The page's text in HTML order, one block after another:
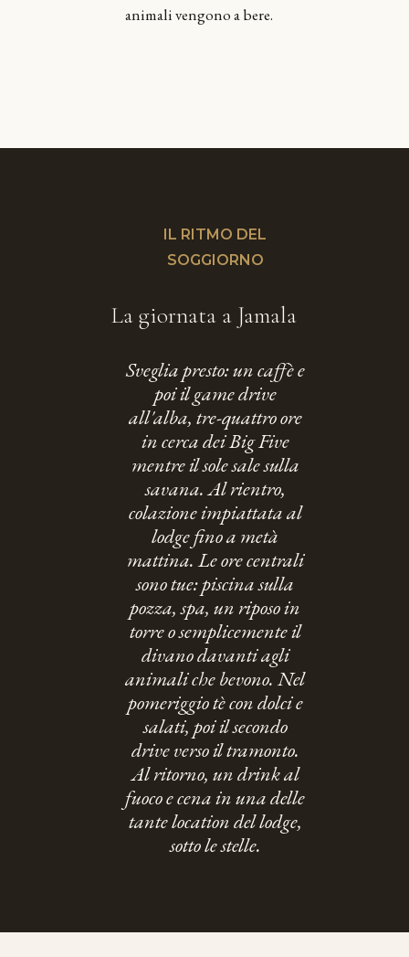
animali vengono a bere.
IL RITMO DEL
SOGGIORNO
La giornata a Jamala
Sveglia presto: un caffè e
poi il game drive
all'alba, tre-quattro ore
in cerca dei Big Five
mentre il sole sale sulla
savana. Al rientro,
colazione impiattata al
lodge fino a metà
mattina. Le ore centrali
sono tue: piscina sulla
pozza, spa, un riposo in
torre o semplicemente il
divano davanti agli
animali che bevono. Nel
pomeriggio tè con dolci e
salati, poi il secondo
drive verso il tramonto.
Al ritorno, un drink al
fuoco e cena in una delle
tante location del lodge,
sotto le stelle.